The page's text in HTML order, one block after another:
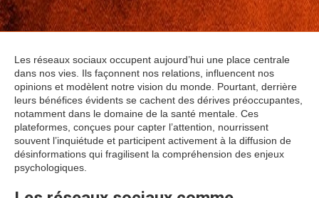
Les réseaux sociaux occupent aujourd’hui une place centrale
dans nos vies. Ils façonnent nos relations, influencent nos
opinions et modèlent notre vision du monde. Pourtant, derrière
leurs bénéfices évidents se cachent des dérives préoccupantes,
notamment dans le domaine de la santé mentale. Ces
plateformes, conçues pour capter l’attention, nourrissent
souvent l’inquiétude et participent activement à la diffusion de
désinformations qui fragilisent la compréhension des enjeux
psychologiques.